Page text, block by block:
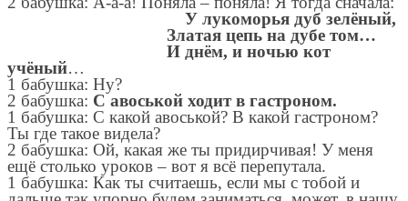
У лукоморья дуб зелёный,
Златая цепь на дубе том…
И днём, и ночью кот
учёный…
1 бабушка: Ну?
2 бабушка: С авоськой ходит в гастроном.
1 бабушка: С какой авоськой? В какой гастроном?
Ты где такое видела?
2 бабушка: Ой, какая же ты придирчивая! У меня
ещё столько уроков – вот я всё перепутала.
1 бабушка: Как ты считаешь, если мы с тобой и